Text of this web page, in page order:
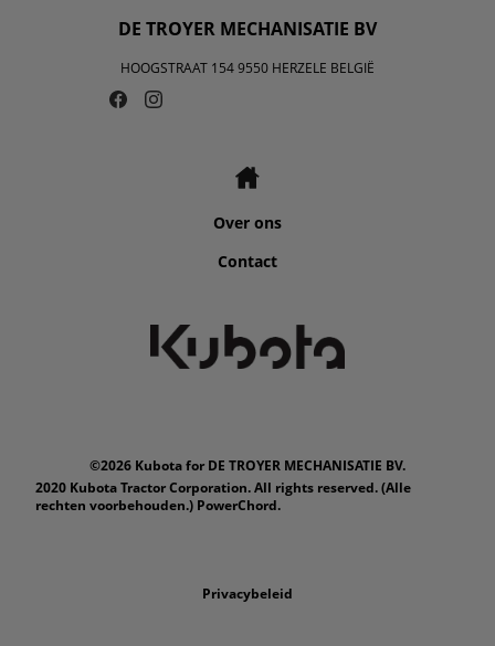
DE TROYER MECHANISATIE BV
HOOGSTRAAT 154 9550 HERZELE BELGIË
Over ons
Contact
©2026 Kubota for DE TROYER MECHANISATIE BV.
2020 Kubota Tractor Corporation. All rights reserved. (Alle
rechten voorbehouden.) PowerChord.
Privacybeleid